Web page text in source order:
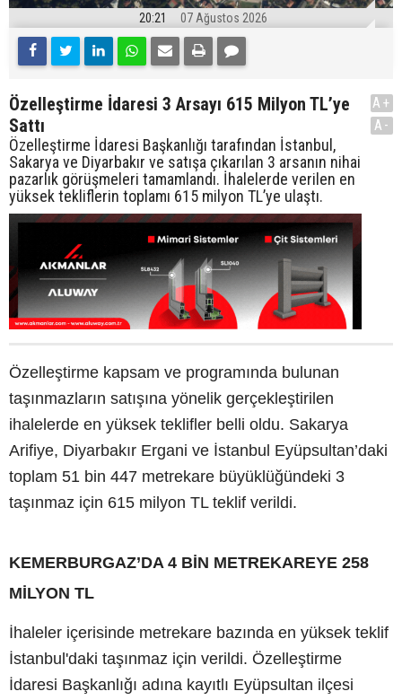
20:21 07 Ağustos 2026
Özelleştirme İdaresi 3 Arsayı 615 Milyon TL’ye
Sattı
Özelleştirme İdaresi Başkanlığı tarafından İstanbul,
Sakarya ve Diyarbakır ve satışa çıkarılan 3 arsanın nihai
pazarlık görüşmeleri tamamlandı. İhalelerde verilen en
yüksek tekliflerin toplamı 615 milyon TL’ye ulaştı.
A+
A-
Özelleştirme kapsam ve programında bulunan
taşınmazların satışına yönelik gerçekleştirilen
ihalelerde en yüksek teklifler belli oldu. Sakarya
Arifiye, Diyarbakır Ergani ve İstanbul Eyüpsultan’daki
toplam 51 bin 447 metrekare büyüklüğündeki 3
taşınmaz için 615 milyon TL teklif verildi.
KEMERBURGAZ’DA 4 BİN METREKAREYE 258
MİLYON TL
İhaleler içerisinde metrekare bazında en yüksek teklif
İstanbul'daki taşınmaz için verildi. Özelleştirme
İdaresi Başkanlığı adına kayıtlı Eyüpsultan ilçesi